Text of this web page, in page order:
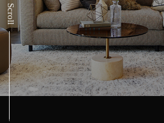
Scroll